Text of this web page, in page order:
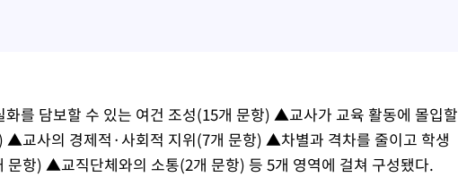
를 담보할 수 있는 여건 조성(15개 문항) ▲교사가 교육 활동에 몰입할
▲교사의 경제적·사회적 지위(7개 문항) ▲차별과 격차를 줄이고 학생
문항) ▲교직단체와의 소통(2개 문항) 등 5개 영역에 걸쳐 구성됐다.